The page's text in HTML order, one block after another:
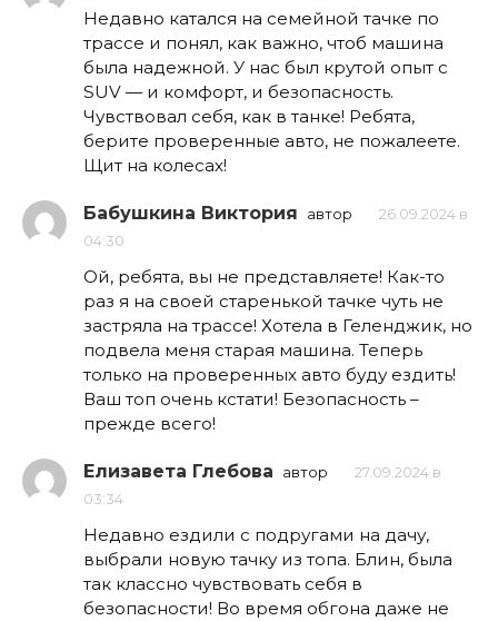
Недавно катался на семейной тачке по
трассе и понял, как важно, чтоб машина
была надежной. У нас был крутой опыт с
SUV — и комфорт, и безопасность.
Чувствовал себя, как в танке! Ребята,
берите проверенные авто, не пожалеете.
Щит на колесах!
Бабушкина Виктория автор
26.09.2024 в
04:30
Ой, ребята, вы не представляете! Как-то
раз я на своей старенькой тачке чуть не
застряла на трассе! Хотела в Геленджик, но
подвела меня старая машина. Теперь
только на проверенных авто буду ездить!
Ваш топ очень кстати! Безопасность –
прежде всего!
Елизавета Глебова автор
27.09.2024 в
03:34
Недавно ездили с подругами на дачу,
выбрали новую тачку из топа. Блин, была
так классно чувствовать себя в
безопасности! Во время обгона даже не